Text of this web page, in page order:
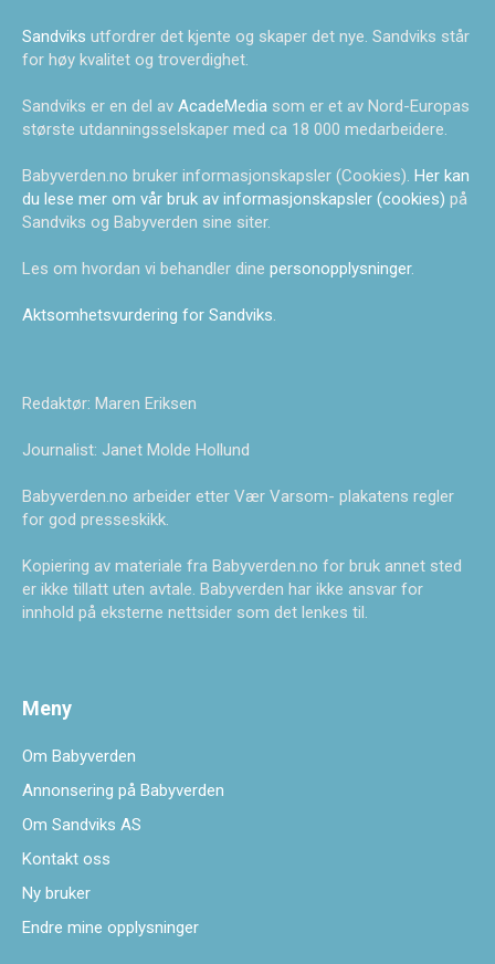
Sandviks utfordrer det kjente og skaper det nye. Sandviks står
for høy kvalitet og troverdighet.
Sandviks er en del av AcadeMedia som er et av Nord-Europas
største utdanningsselskaper med ca 18 000 medarbeidere.
Babyverden.no bruker informasjonskapsler (Cookies). Her kan
du lese mer om vår bruk av informasjonskapsler (cookies) på
Sandviks og Babyverden sine siter.
Les om hvordan vi behandler dine personopplysninger.
Aktsomhetsvurdering for Sandviks.
Redaktør: Maren Eriksen
Journalist: Janet Molde Hollund
Babyverden.no arbeider etter Vær Varsom- plakatens regler
for god presseskikk.
Kopiering av materiale fra Babyverden.no for bruk annet sted
er ikke tillatt uten avtale. Babyverden har ikke ansvar for
innhold på eksterne nettsider som det lenkes til.
Meny
Om Babyverden
Annonsering på Babyverden
Om Sandviks AS
Kontakt oss
Ny bruker
Endre mine opplysninger